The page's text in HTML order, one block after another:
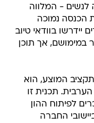
לנשים - המלווה
הכנסה נמוכה
בוודאי טיוב
במימושם, אך תוכן
המוצע, הוא
תכנית זו
לפיתוח ההון
החברה